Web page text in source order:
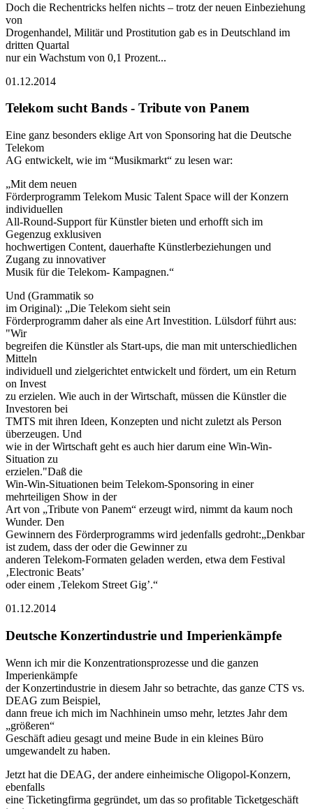
Doch die Rechentricks helfen nichts – trotz der neuen Einbeziehung
von
Drogenhandel, Militär und Prostitution gab es in Deutschland im
dritten Quartal
nur ein Wachstum von 0,1 Prozent...
01.12.2014
Telekom sucht Bands - Tribute von Panem
Eine ganz besonders eklige Art von Sponsoring hat die Deutsche
Telekom
AG entwickelt, wie im “Musikmarkt“ zu lesen war:
„Mit dem neuen
Förderprogramm Telekom Music Talent Space will der Konzern
individuellen
All-Round-Support für Künstler bieten und erhofft sich im
Gegenzug exklusiven
hochwertigen Content, dauerhafte Künstlerbeziehungen und
Zugang zu innovativer
Musik für die Telekom- Kampagnen.“
Und (Grammatik so
im Original): „Die Telekom sieht sein
Förderprogramm daher als eine Art Investition. Lülsdorf führt aus:
"Wir
begreifen die Künstler als Start-ups, die man mit unterschiedlichen
Mitteln
individuell und zielgerichtet entwickelt und fördert, um ein Return
on Invest
zu erzielen. Wie auch in der Wirtschaft, müssen die Künstler die
Investoren bei
TMTS mit ihren Ideen, Konzepten und nicht zuletzt als Person
überzeugen. Und
wie in der Wirtschaft geht es auch hier darum eine Win-Win-
Situation zu
erzielen."Daß die
Win-Win-Situationen beim Telekom-Sponsoring in einer
mehrteiligen Show in der
Art von „Tribute von Panem“ erzeugt wird, nimmt da kaum noch
Wunder. Den
Gewinnern des Förderprogramms wird jedenfalls gedroht:„Denkbar
ist zudem, dass der oder die Gewinner zu
anderen Telekom-Formaten geladen werden, etwa dem Festival
‚Electronic Beats’
oder einem ‚Telekom Street Gig’.“
01.12.2014
Deutsche Konzertindustrie und Imperienkämpfe
Wenn ich mir die Konzentrationsprozesse und die ganzen
Imperienkämpfe
der Konzertindustrie in diesem Jahr so betrachte, das ganze CTS vs.
DEAG zum Beispiel,
dann freue ich mich im Nachhinein umso mehr, letztes Jahr dem
„größeren“
Geschäft adieu gesagt und meine Bude in ein kleines Büro
umgewandelt zu haben.
Jetzt hat die DEAG, der andere einheimische Oligopol-Konzern,
ebenfalls
eine Ticketingfirma gegründet, um das so profitable Ticketgeschäft